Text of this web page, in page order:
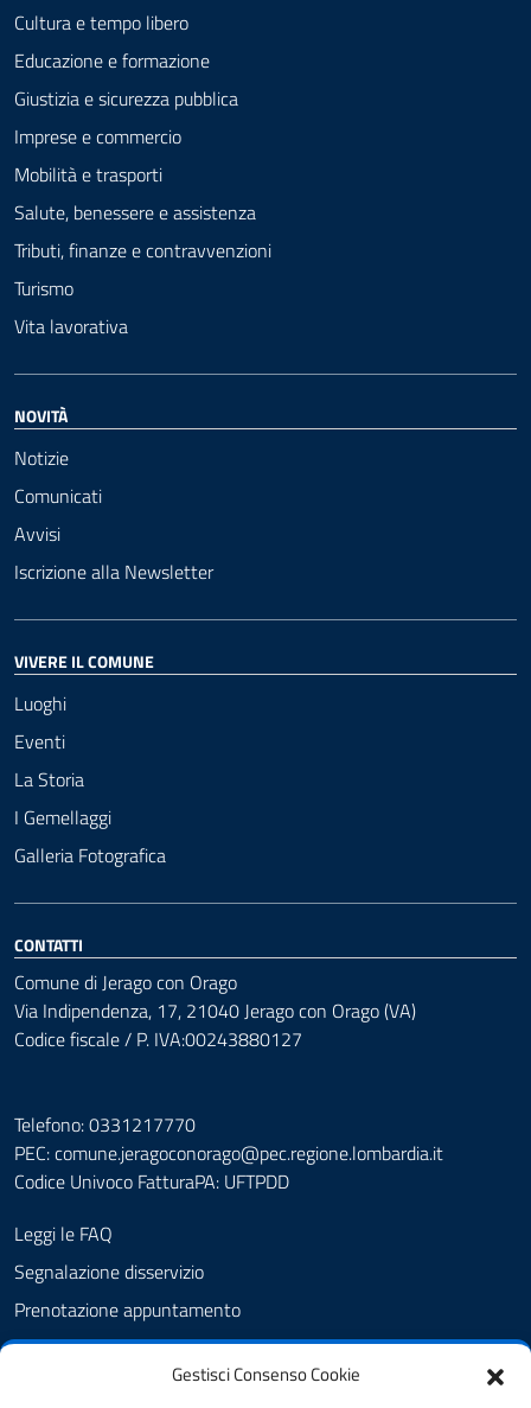
Gestisci Consenso Cookie
Cultura e tempo libero
Educazione e formazione
Giustizia e sicurezza pubblica
Imprese e commercio
Mobilità e trasporti
Salute, benessere e assistenza
Tributi, finanze e contravvenzioni
Turismo
Vita lavorativa
NOVITÀ
Notizie
Comunicati
Avvisi
Iscrizione alla Newsletter
VIVERE IL COMUNE
Luoghi
Eventi
La Storia
I Gemellaggi
Galleria Fotografica
CONTATTI
Comune di Jerago con Orago
Via Indipendenza, 17, 21040 Jerago con Orago (VA)
Codice fiscale / P. IVA:00243880127
Telefono: 0331217770
PEC:comune.jeragoconorago@pec.regione.lombardia.it
Codice Univoco FatturaPA: UFTPDD
Leggi le FAQ
Segnalazione disservizio
Prenotazione appuntamento
Richiesta assistenza